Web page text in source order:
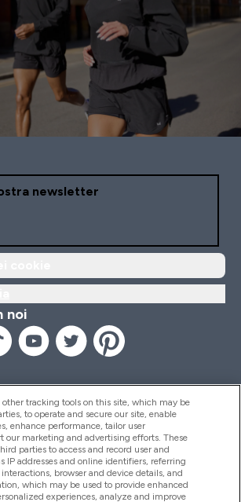
newsletter
noi
other tracking tools on this site, which may be
to operate and secure our site, enable
enhance performance, tailor user
our marketing and advertising efforts. These
parties to access and record user and
IP addresses and online identifiers, referring
interactions, browser and device details, and
which may be used to provide enhanced
experiences, analyze and improve